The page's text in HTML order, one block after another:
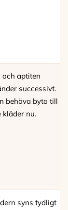
och aptiten
successivt.
behöva byta till
kläder nu.
syns tydligt